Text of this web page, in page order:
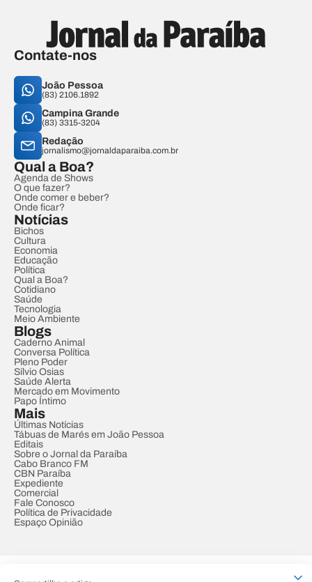
Contate-nos
João Pessoa
(83) 2106.1892
Campina Grande
(83) 3315-3204
Redação
jornalismo@jornaldaparaiba.com.br
Qual a Boa?
Agenda de Shows
O que fazer?
Onde comer e beber?
Onde ficar?
Notícias
Bichos
Cultura
Economia
Educação
Política
Qual a Boa?
Cotidiano
Saúde
Tecnologia
Meio Ambiente
Blogs
Caderno Animal
Conversa Política
Pleno Poder
Sílvio Osias
Saúde Alerta
Mercado em Movimento
Papo Íntimo
Mais
Últimas Notícias
Tábuas de Marés em João Pessoa
Editais
Sobre o Jornal da Paraíba
Cabo Branco FM
CBN Paraíba
Expediente
Comercial
Fale Conosco
Política de Privacidade
Espaço Opinião